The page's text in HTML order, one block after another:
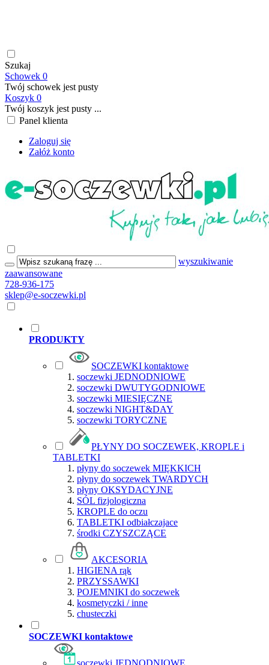
Szukaj
Schowek 0
Twój schowek jest pusty
Koszyk 0
Twój koszyk jest pusty ...
Panel klienta
Zaloguj się
Załóż konto
wyszukiwanie
zaawansowane
728-936-175
sklep@e-soczewki.pl
PRODUKTY
SOCZEWKI kontaktowe
soczewki JEDNODNIOWE
soczewki DWUTYGODNIOWE
soczewki MIESIĘCZNE
soczewki NIGHT&DAY
soczewki TORYCZNE
PŁYNY DO SOCZEWEK, KROPLE i
TABLETKI
płyny do soczewek MIĘKKICH
płyny do soczewek TWARDYCH
płyny OKSYDACYJNE
SÓL fizjologiczna
KROPLE do oczu
TABLETKI odbiałczajace
środki CZYSZCZĄCE
AKCESORIA
HIGIENA rąk
PRZYSSAWKI
POJEMNIKI do soczewek
kosmetyczki / inne
chusteczki
SOCZEWKI kontaktowe
soczewki JEDNODNIOWE